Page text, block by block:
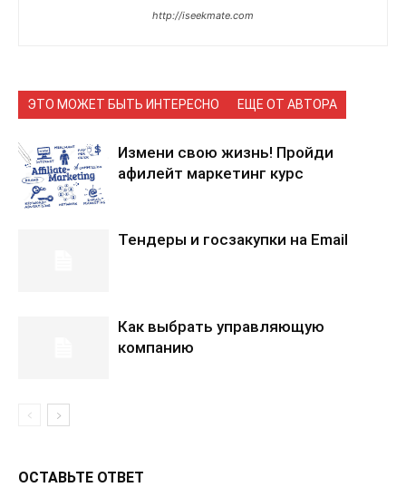
http://iseekmate.com
ЭТО МОЖЕТ БЫТЬ ИНТЕРЕСНО ЕЩЕ ОТ АВТОРА
Измени свою жизнь! Пройди
афилейт маркетинг курс
Тендеры и госзакупки на Email
Как выбрать управляющую
компанию
ОСТАВЬТЕ ОТВЕТ